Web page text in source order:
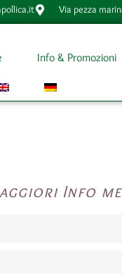
Via pezza
Info & Promozioni
Info